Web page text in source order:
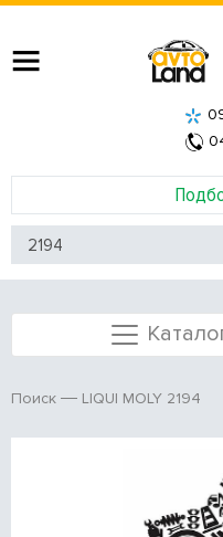
Поиск LIQUI MOLY 2194